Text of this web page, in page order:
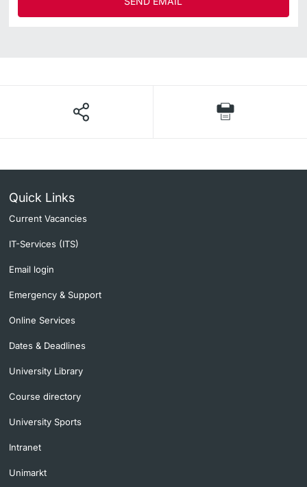
Quick Links
Current Vacancies
IT-Services (ITS)
Email login
Emergency & Support
Online Services
Dates & Deadlines
University Library
Course directory
University Sports
Intranet
Unimarkt